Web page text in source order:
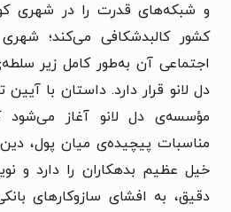
و شبکه‌های قدرت را در شهری
کشور کالبدشکافی می‌کند؛
اجتماعی آن به‌طور کامل زیر
دل لانو قرار دارد. داستان با
مؤسسه‌ی دل لانو آغاز می‌شود
مناسبات پیچیده‌ی میان پول، دین،
خیل عظیم بدهکاران را دارد و
دقیق، به افشای سازوکارهای